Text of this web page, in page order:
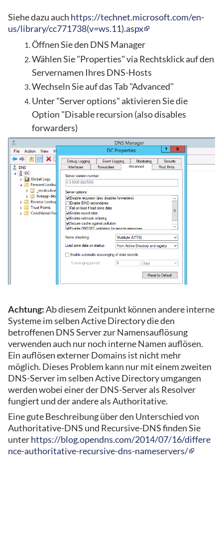
Siehe dazu auch https://technet.microsoft.com/en-
us/library/cc771738(v=ws.11).aspx
Öffnen Sie den DNS Manager
Wählen Sie "Properties" via Rechtsklick auf den
Servernamen Ihres DNS-Hosts
Wechseln Sie auf das Tab "Advanced"
Unter "Server options" aktivieren Sie die
Option "Disable recursion (also disables
forwarders)
Achtung:Ab diesem Zeitpunkt können andere interne
Systeme im selben Active Directory die den
betroffenen DNS Server zur Namensauflösung
verwenden auch nur noch interne Namen auflösen.
Ein auflösen externer Domains ist nicht mehr
möglich. Dieses Problem kann nur mit einem zweiten
DNS-Server im selben Active Directory umgangen
werden wobei einer der DNS-Server als Resolver
fungiert und der andere als Authoritative.
Eine gute Beschreibung über den Unterschied von
Authoritative-DNS und Recursive-DNS finden Sie
unterhttps://blog.opendns.com/2014/07/16/differe
nce-authoritative-recursive-dns-nameservers/